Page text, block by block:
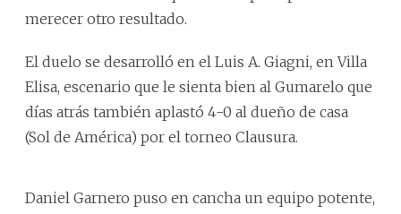
merecer otro resultado.
El duelo se desarrolló en el Luis A. Giagni, en Villa
Elisa, escenario que le sienta bien al Gumarelo que
días atrás también aplastó 4-0 al dueño de casa
(Sol de América) por el torneo Clausura.
Daniel Garnero puso en cancha un equipo potente,